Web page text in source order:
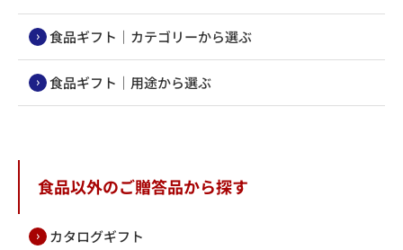
食品ギフト｜カテゴリーから選ぶ
食品ギフト｜用途から選ぶ
食品以外のご贈答品から探す
カタログギフト